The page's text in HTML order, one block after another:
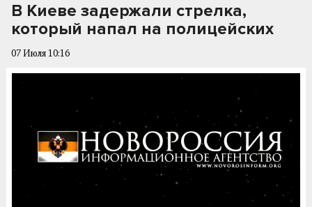
В Киеве задержали стрелка,
который напал на полицейских
07 Июля 10:16